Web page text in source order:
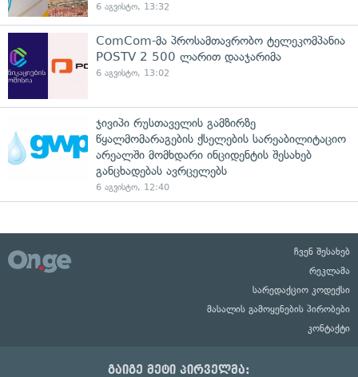
6 აგვისტო, 13:32
ComCom-მა პროსამთავრობო ტელეკომპანია
POSTV 2 500 ლარით დააჯარიმა
6 აგვისტო, 13:02
ჯივიპი რუსთაველის გამზირზე
წყალმომარაგების ქსელების სარეაბილიტაციო
არეალში მომხდარი ინციდენტის შესახებ
განცხადებას ავრცელებს
6 აგვისტო, 12:40
ჩვენ შესახებ
რეკლამა
სარედაქციო კოდექსი
მასალის გამოყენების პირობები
კონტაქტი
გაიგე მეტი პირველმა: